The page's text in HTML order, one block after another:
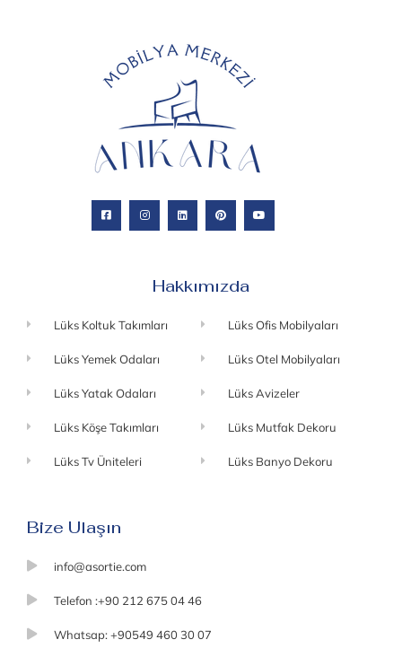
Hakkımızda
Lüks Koltuk Takımları
Lüks Yemek Odaları
Lüks Yatak Odaları
Lüks Köşe Takımları
Lüks Tv Üniteleri
Lüks Ofis Mobilyaları
Lüks Otel Mobilyaları
Lüks Avizeler
Lüks Mutfak Dekoru
Lüks Banyo Dekoru
Bize Ulaşın
info@asortie.com
Telefon :+90 212 675 04 46
Whatsap: +90549 460 30 07